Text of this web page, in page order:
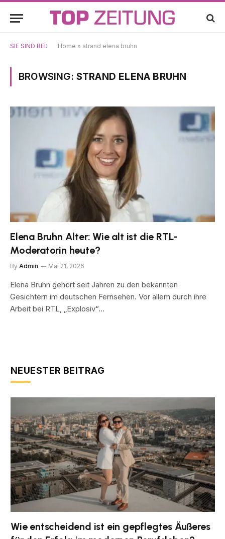
SIE SIND BEI: Home » strand elena bruhn
BROWSING: STRAND ELENA BRUHN
Elena Bruhn Alter: Wie alt ist die RTL-
Moderatorin heute?
By Admin Mai 21, 2026
Elena Bruhn gehört seit Jahren zu den bekannten
Gesichtern im deutschen Fernsehen. Vor allem durch ihre
Arbeit bei RTL, „Explosiv“…
NEUESTER BEITRAG
Wie entscheidend ist ein gepflegtes Äußeres